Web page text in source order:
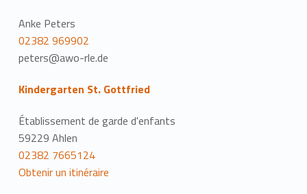
Anke Peters
02382 969902
peters@awo-rle.de
Kindergarten St. Gottfried
Établissement de garde d'enfants
59229 Ahlen
02382 7665124
Obtenir un itinéraire